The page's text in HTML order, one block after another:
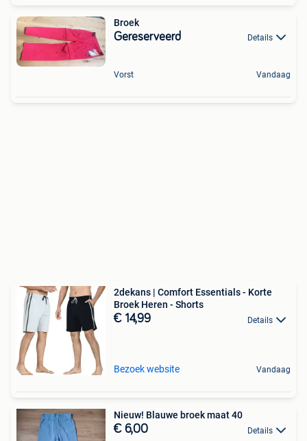
Broek
Gereserveerd Details
Vorst Vandaag
2dekans | Comfort Essentials - Korte
Broek Heren - Shorts
€ 14,99 Details
Bezoek website Vandaag
Nieuw! Blauwe broek maat 40
€ 6,00 Details